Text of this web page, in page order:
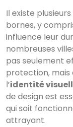
Il existe
bornes, y
influence leur
nombreuses
pas seulement
protection,
l’identité
de design est
qui soit
attrayant.